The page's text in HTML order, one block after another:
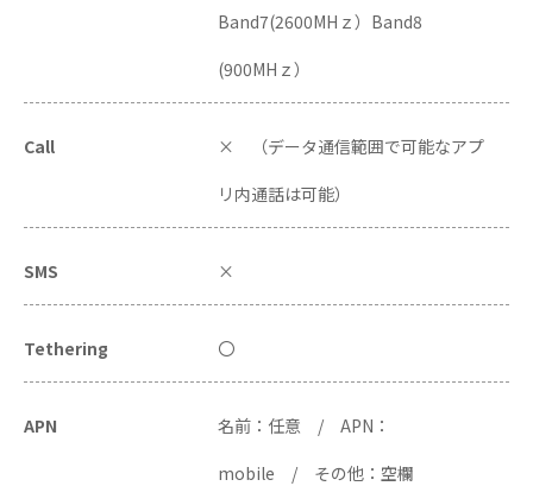
Band7(2600MHｚ）Band8
(900MHｚ）
Call
× （データ通信範囲で可能なアプ
リ内通話は可能）
SMS ×
Tethering 〇
APN
名前：任意 / APN：
mobile / その他：空欄